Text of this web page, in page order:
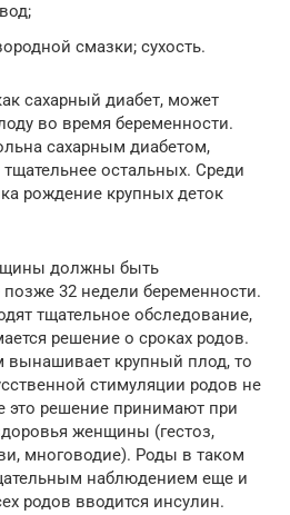
смазки; сухость.
сахарный диабет, может
во время беременности.
сахарным диабетом,
остальных. Среди
рождение крупных деток
должны быть
32 недели беременности.
тщательное обследование,
решение о сроках родов.
вынашивает крупный плод, то
стимуляции родов не
это решение принимают при
женщины (гестоз,
многоводие). Роды в таком
наблюдением еще и
родов вводится инсулин.